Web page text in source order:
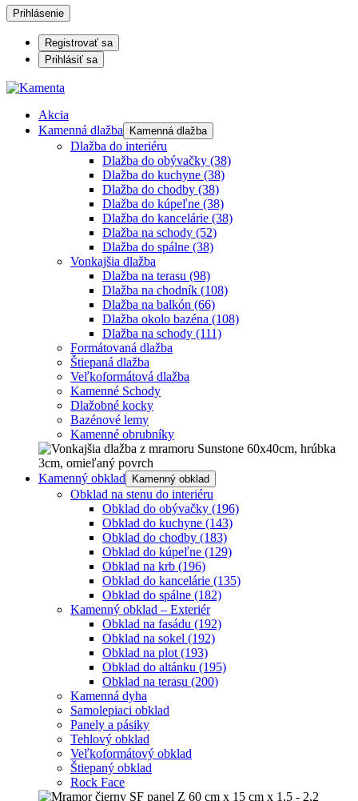
Prihlásenie
Registrovať sa
Prihlásiť sa
Akcia
Kamenná dlažba
Kamenná dlažba
Dlažba do interiéru
Dlažba do obývačky (38)
Dlažba do kuchyne (38)
Dlažba do chodby (38)
Dlažba do kúpeľne (38)
Dlažba do kancelárie (38)
Dlažba na schody (52)
Dlažba do spálne (38)
Vonkajšia dlažba
Dlažba na terasu (98)
Dlažba na chodník (108)
Dlažba na balkón (66)
Dlažba okolo bazéna (108)
Dlažba na schody (111)
Formátovaná dlažba
Štiepaná dlažba
Veľkoformátová dlažba
Kamenné Schody
Dlažobné kocky
Bazénové lemy
Kamenné obrubníky
Kamenný obklad Kamenný obklad
Obklad na stenu do interiéru
Obklad do obývačky (196)
Obklad do kuchyne (143)
Obklad do chodby (183)
Obklad do kúpeľne (129)
Obklad na krb (196)
Obklad do kancelárie (135)
Obklad do spálne (182)
Kamenný obklad – Exteriér
Obklad na fasádu (192)
Obklad na sokel (192)
Obklad na plot (193)
Obklad do altánku (195)
Obklad na terasu (200)
Kamenná dyha
Samolepiaci obklad
Panely a pásiky
Tehlový obklad
Veľkoformátový obklad
Štiepaný obklad
Rock Face